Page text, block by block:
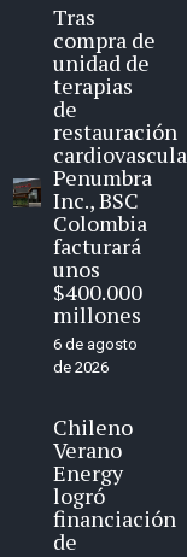
Tras
compra de
unidad de
terapias
de
restauración
Penumbra
Inc., BSC
Colombia
facturará
unos
$400.000
millones
6 de agosto
de 2026
Chileno
Verano
Energy
logró
financiación
de